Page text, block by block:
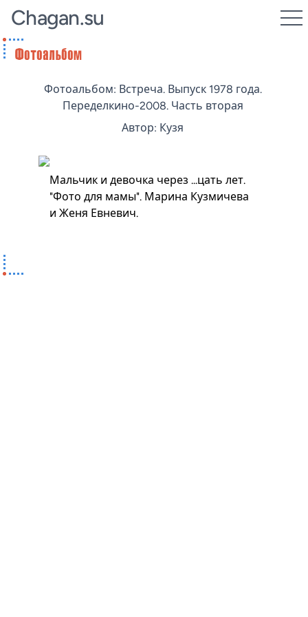
Chagan.su
Фотоальбом: Встреча. Выпуск 1978 года.
Переделкино-2008. Часть вторая
Автор: Кузя
Мальчик и девочка через ...цать лет.
"Фото для мамы". Марина Кузмичева
и Женя Евневич.